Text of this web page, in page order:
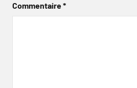
Commentaire*